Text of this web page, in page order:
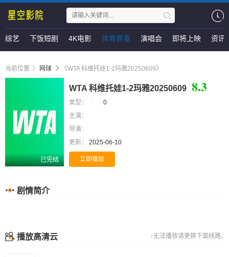
综艺 下饭短剧 4K电影 体育赛事 演唱会 即将上映 资讯
当前位置 网球 《WTA 科维托娃1-2玛雅20250609》
已完结
WTA 科维托娃1-2玛雅20250609 8.3
类型：
0
主演：
导演：
更新：
2025-06-10
立即播放
剧情简介
↓无法播放请更换下面线路↓
播放高清云